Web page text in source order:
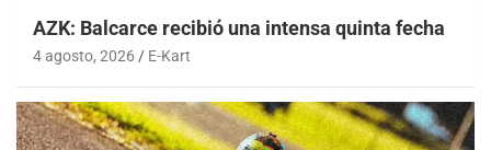
AZK: Balcarce recibió una intensa quinta fecha
4 agosto, 2026 E-Kart